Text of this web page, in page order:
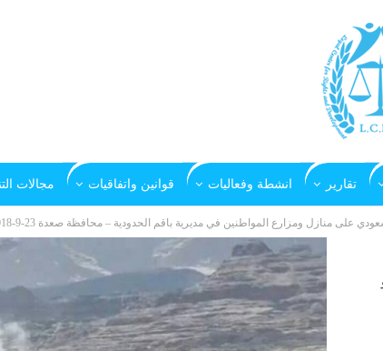
تقارير انشطة وفعاليات قوانين واتفاقيات مجالات
منازل ومزارع المواطنين في مديرية باقم الحدودية – محافظة صعدة 23-9-2018